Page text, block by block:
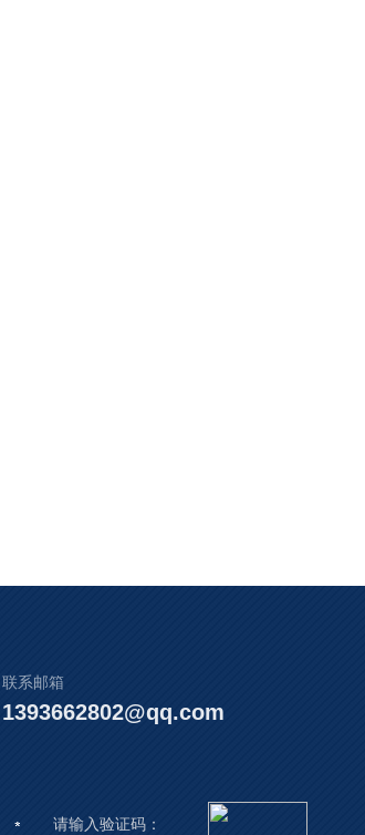
联系邮箱
1393662802@qq.com